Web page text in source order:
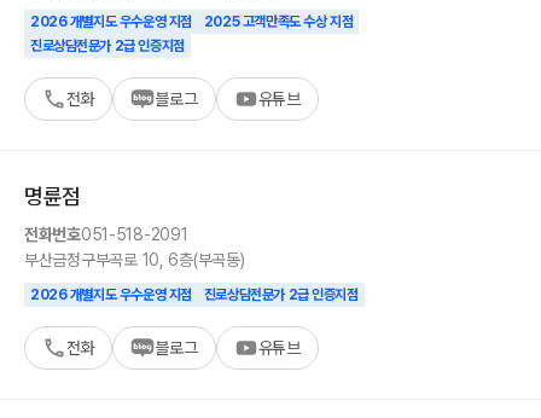
2026 개별지도 우수운영 지점
2025 고객만족도 수상 지점
진로상담전문가 2급 인증지점
전화 블로그 유튜브
명륜점
전화번호051-518-2091
부산금정구부곡로 10, 6층(부곡동)
2026 개별지도 우수운영 지점 진로상담전문가 2급 인증지점
전화 블로그 유튜브